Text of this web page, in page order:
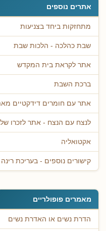
אתרים נוספים
מתחזקות ביחד בצניעות
שבת כהלכה - הלכות שבת
אתר לקראת בית המקדש
ברכת השבת
אתר עם חומרים דידקטיים
לנצח עם הנצח - אתר לזכרו
אקטואליה
קישורים נוספים - בעריכת רינה
מאמרים פופולריים
הדרת נשים או האדרת נשים